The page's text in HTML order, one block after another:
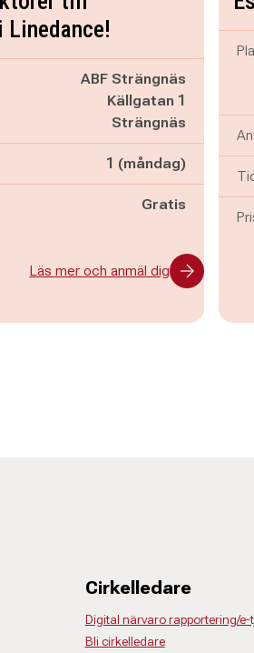
ABF Strängnäs
Källgatan 1
Strängnäs
1 (måndag)
Gratis
Läs mer och anmäl dig
Cirkelledare
Digital närvaro rapportering/
Bli cirkelledare